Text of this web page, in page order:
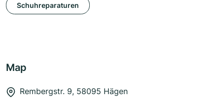
Schuhreparaturen
Map
Rembergstr. 9, 58095 Hägen